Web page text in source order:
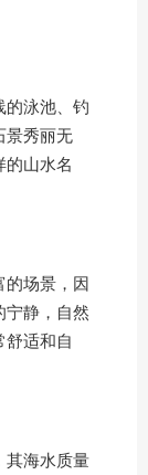
的泳池、钓
景秀丽无
山水名
的场景，因
宁静，自然
适和自
其海水质量